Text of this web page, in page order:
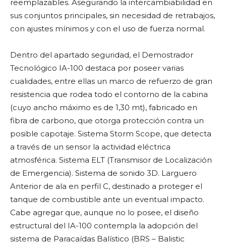
reemplazables. Asegurando la intercambiabilidad en
sus conjuntos principales, sin necesidad de retrabajos,
con ajustes mínimos y con el uso de fuerza normal.
Dentro del apartado seguridad, el Demostrador
Tecnológico IA-100 destaca por poseer varias
cualidades, entre ellas un marco de refuerzo de gran
resistencia que rodea todo el contorno de la cabina
(cuyo ancho máximo es de 1,30 mt), fabricado en
fibra de carbono, que otorga protección contra un
posible capotaje. Sistema Storm Scope, que detecta
a través de un sensor la actividad eléctrica
atmosférica. Sistema ELT (Transmisor de Localización
de Emergencia). Sistema de sonido 3D. Larguero
Anterior de ala en perfil C, destinado a proteger el
tanque de combustible ante un eventual impacto.
Cabe agregar que, aunque no lo posee, el diseño
estructural del IA-100 contempla la adopción del
sistema de Paracaídas Balístico (BRS – Balistic